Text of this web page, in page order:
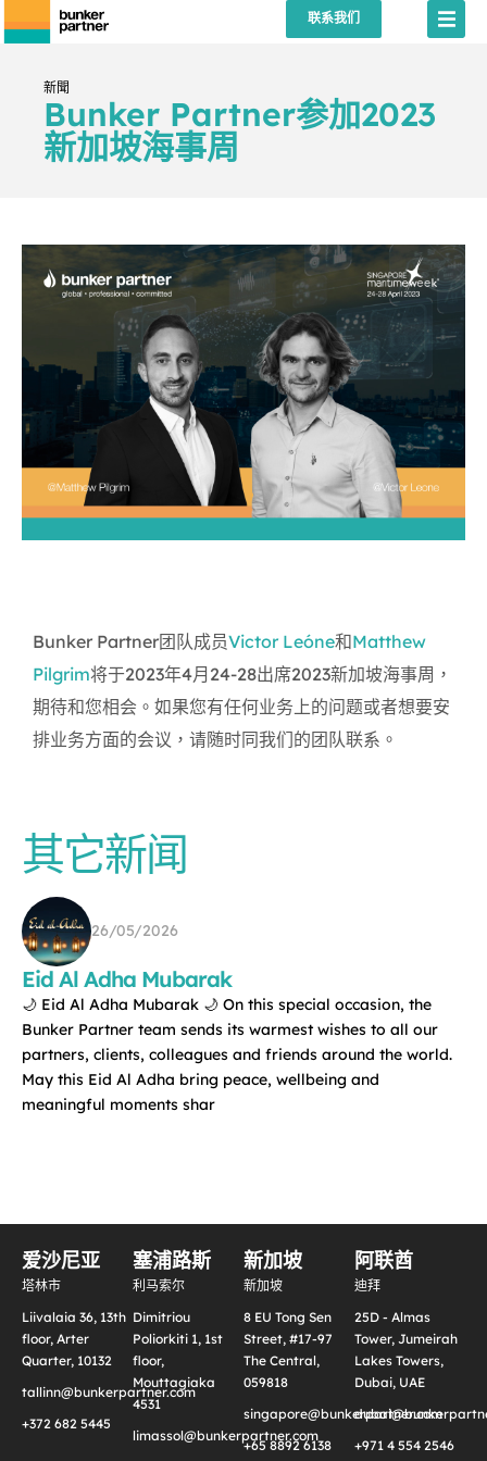
联系我们
新聞
Bunker Partner参加2023
新加坡海事周
Bunker Partner团队成员Victor Leóne和Matthew
Pilgrim将于2023年4月24-28出席2023新加坡海事周，
期待和您相会。如果您有任何业务上的问题或者想要安
排业务方面的会议，请随时同我们的团队联系。
其它新闻
26/05/2026
Eid Al Adha Mubarak
🌙 Eid Al Adha Mubarak 🌙 On this special occasion, the
Bunker Partner team sends its warmest wishes to all our
partners, clients, colleagues and friends around the world.
May this Eid Al Adha bring peace, wellbeing and
meaningful moments shar
爱沙尼亚
塔林市
Liivalaia 36, 13th
floor, Arter
Quarter, 10132
tallinn@bunkerpartner.com
+372 682 5445
塞浦路斯
利马索尔
Dimitriou
Poliorkiti 1, 1st
floor,
Mouttagiaka
4531
limassol@bunkerpartner.com
新加坡
新加坡
8 EU Tong Sen
Street, #17-97
The Central,
059818
singapore@bunkerpartner.com
+65 8892 6138
阿联酋
迪拜
25D - Almas
Tower, Jumeirah
Lakes Towers,
Dubai, UAE
+971 4 554 2546